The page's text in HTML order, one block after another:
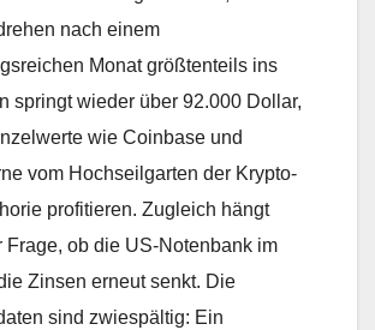
nach einem
Monat größtenteils ins
springt wieder über 92.000 Dollar,
wie Coinbase und
vom Hochseilgarten der Krypto-
profitieren. Zugleich hängt
Frage, ob die US-Notenbank im
Zinsen erneut senkt. Die
sind zwiespältig: Ein